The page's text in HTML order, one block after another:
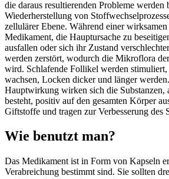
die daraus resultierenden Probleme werden
Wiederherstellung von
zellulärer Ebene. Während einer
Medikament, die Hauptursache zu
ausfallen oder sich ihr Zustand
werden zerstört, wodurch die Mikroflora
wird. Schlafende Follikel werden
wachsen, Locken dicker und länger
Hauptwirkung wirken sich die Substanzen,
besteht, positiv auf den gesamten Körper
Giftstoffe und tragen zur Verbesserung des
Wie benutzt man?
Das Medikament ist in Form von Kapseln
Verabreichung bestimmt sind. Sie sollten